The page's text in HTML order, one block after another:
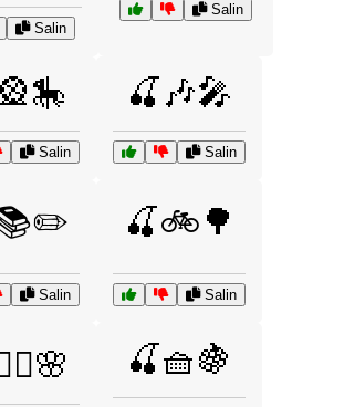
Salin
Salin
Salin
🍒🎶🎤
Salin
Salin
🍒🚲🌳
Salin
🍒🧺🍇